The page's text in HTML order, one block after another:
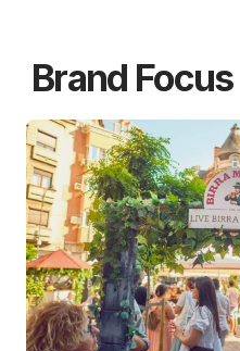
Brand Focus